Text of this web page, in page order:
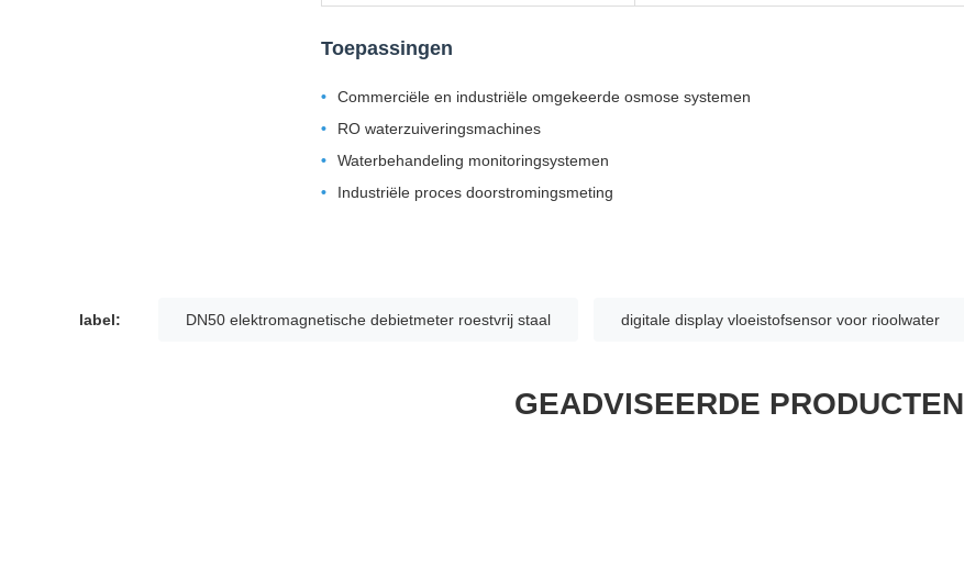
Toepassingen
Commerciële en industriële omgekeerde osmose systemen
RO waterzuiveringsmachines
Waterbehandeling monitoringsystemen
Industriële proces doorstromingsmeting
label: DN50 elektromagnetische debietmeter roestvrij staal digitale display vloeistofsensor voor rioolwater
GEADVISEERDE PRODUCTEN